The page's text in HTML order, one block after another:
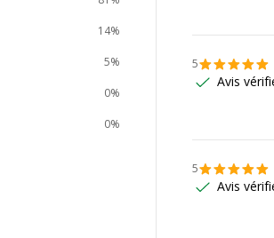
3210330021485
14%
5%
0%
0%
5
Avis
5
Avis